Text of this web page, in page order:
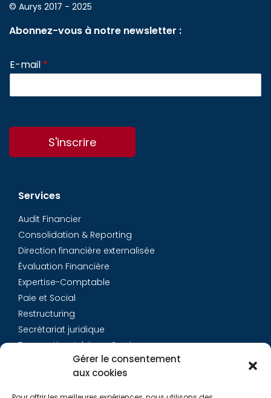
Gérer le consentement
aux cookies
© Aurys 2017 - 2025
Abonnez-vous à notre newsletter :
E-mail *
S'inscrire
Services
Audit Financier
Consolidation & Reporting
Direction financière externalisée
Évaluation Financière
Expertise-Comptable
Paie et Social
Restructuring
Secrétariat juridique
Transaction Advisory Services